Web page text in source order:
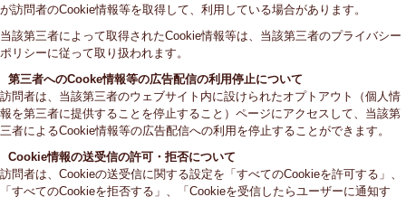
が訪問者のCookie情報等を取得して、利用している場合があります。
当該第三者によって取得されたCookie情報等は、当該第三者のプライバシー
ポリシーに従って取り扱われます。
第三者へのCooke情報等の広告配信の利用停止について
訪問者は、当該第三者のウェブサイト内に設けられたオプトアウト（個人情
報を第三者に提供することを停止すること）ページにアクセスして、当該第
三者によるCookie情報等の広告配信への利用を停止することができます。
Cookie情報の送受信の許可・拒否について
訪問者は、Cookieの送受信に関する設定を「すべてのCookieを許可する」、
「すべてのCookieを拒否する」、「Cookieを受信したらユーザーに通知す